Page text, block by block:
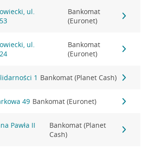
ul.
Bankomat
(Euronet)
ul.
Bankomat
(Euronet)
1 Bankomat (Planet Cash)
49 Bankomat (Euronet)
Pawła II
Bankomat (Planet
Cash)